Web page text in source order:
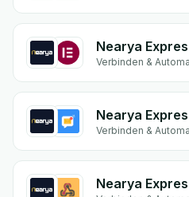
Verbinden &
Verbinden &